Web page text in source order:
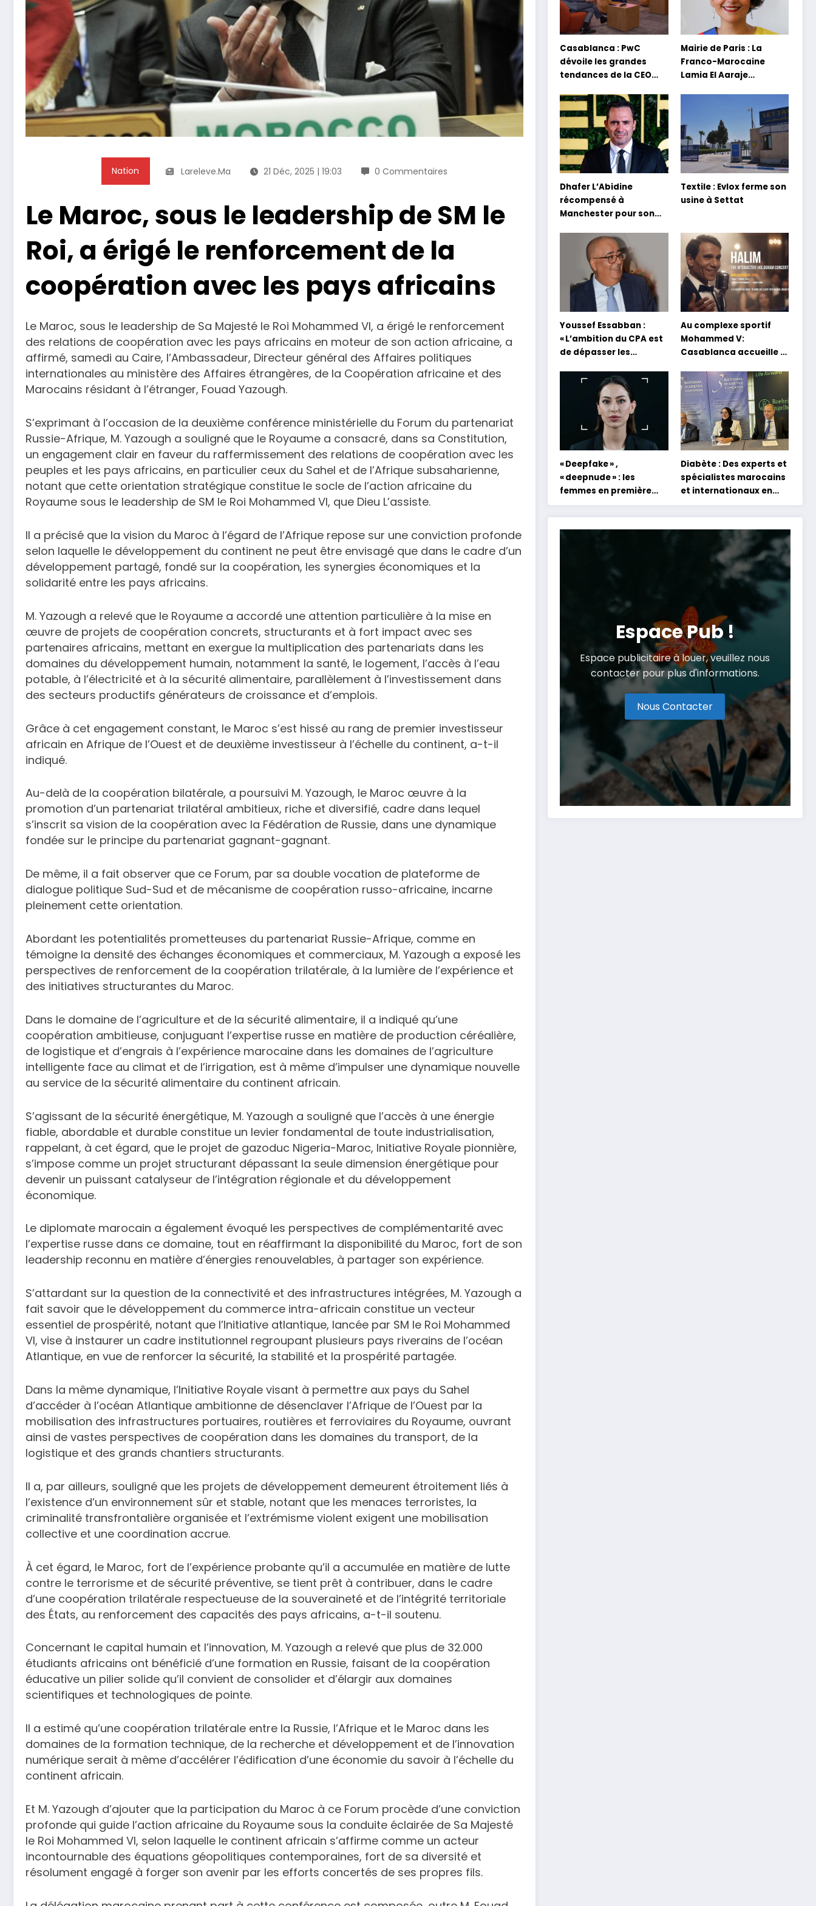
Nation Lareleve.ma 21 Déc, 2025 | 19:03 0 Commentaires
Le Maroc, sous le leadership de SM le
Roi, a érigé le renforcement de la
coopération avec les pays africains
Le Maroc, sous le leadership de Sa Majesté le Roi Mohammed VI, a érigé le renforcement
des relations de coopération avec les pays africains en moteur de son action africaine, a
affirmé, samedi au Caire, l’Ambassadeur, Directeur général des Affaires politiques
internationales au ministère des Affaires étrangères, de la Coopération africaine et des
Marocains résidant à l’étranger, Fouad Yazough.
S’exprimant à l’occasion de la deuxième conférence ministérielle du Forum du partenariat
Russie-Afrique, M. Yazough a souligné que le Royaume a consacré, dans sa Constitution,
un engagement clair en faveur du raffermissement des relations de coopération avec les
peuples et les pays africains, en particulier ceux du Sahel et de l’Afrique subsaharienne,
notant que cette orientation stratégique constitue le socle de l’action africaine du
Royaume sous le leadership de SM le Roi Mohammed VI, que Dieu L’assiste.
Il a précisé que la vision du Maroc à l’égard de l’Afrique repose sur une conviction profonde
selon laquelle le développement du continent ne peut être envisagé que dans le cadre d’un
développement partagé, fondé sur la coopération, les synergies économiques et la
solidarité entre les pays africains.
M. Yazough a relevé que le Royaume a accordé une attention particulière à la mise en
œuvre de projets de coopération concrets, structurants et à fort impact avec ses
partenaires africains, mettant en exergue la multiplication des partenariats dans les
domaines du développement humain, notamment la santé, le logement, l’accès à l’eau
potable, à l’électricité et à la sécurité alimentaire, parallèlement à l’investissement dans
des secteurs productifs générateurs de croissance et d’emplois.
Grâce à cet engagement constant, le Maroc s’est hissé au rang de premier investisseur
africain en Afrique de l’Ouest et de deuxième investisseur à l’échelle du continent, a-t-il
indiqué.
Au-delà de la coopération bilatérale, a poursuivi M. Yazough, le Maroc œuvre à la
promotion d’un partenariat trilatéral ambitieux, riche et diversifié, cadre dans lequel
s’inscrit sa vision de la coopération avec la Fédération de Russie, dans une dynamique
fondée sur le principe du partenariat gagnant-gagnant.
De même, il a fait observer que ce Forum, par sa double vocation de plateforme de
dialogue politique Sud-Sud et de mécanisme de coopération russo-africaine, incarne
pleinement cette orientation.
Abordant les potentialités prometteuses du partenariat Russie-Afrique, comme en
témoigne la densité des échanges économiques et commerciaux, M. Yazough a exposé les
perspectives de renforcement de la coopération trilatérale, à la lumière de l’expérience et
des initiatives structurantes du Maroc.
Dans le domaine de l’agriculture et de la sécurité alimentaire, il a indiqué qu’une
coopération ambitieuse, conjuguant l’expertise russe en matière de production céréalière,
de logistique et d’engrais à l’expérience marocaine dans les domaines de l’agriculture
intelligente face au climat et de l’irrigation, est à même d’impulser une dynamique nouvelle
au service de la sécurité alimentaire du continent africain.
S’agissant de la sécurité énergétique, M. Yazough a souligné que l’accès à une énergie
fiable, abordable et durable constitue un levier fondamental de toute industrialisation,
rappelant, à cet égard, que le projet de gazoduc Nigeria-Maroc, Initiative Royale pionnière,
s’impose comme un projet structurant dépassant la seule dimension énergétique pour
devenir un puissant catalyseur de l’intégration régionale et du développement
économique.
Le diplomate marocain a également évoqué les perspectives de complémentarité avec
l’expertise russe dans ce domaine, tout en réaffirmant la disponibilité du Maroc, fort de son
leadership reconnu en matière d’énergies renouvelables, à partager son expérience.
S’attardant sur la question de la connectivité et des infrastructures intégrées, M. Yazough a
fait savoir que le développement du commerce intra-africain constitue un vecteur
essentiel de prospérité, notant que l’Initiative atlantique, lancée par SM le Roi Mohammed
VI, vise à instaurer un cadre institutionnel regroupant plusieurs pays riverains de l’océan
Atlantique, en vue de renforcer la sécurité, la stabilité et la prospérité partagée.
Dans la même dynamique, l’Initiative Royale visant à permettre aux pays du Sahel
d’accéder à l’océan Atlantique ambitionne de désenclaver l’Afrique de l’Ouest par la
mobilisation des infrastructures portuaires, routières et ferroviaires du Royaume, ouvrant
ainsi de vastes perspectives de coopération dans les domaines du transport, de la
logistique et des grands chantiers structurants.
Il a, par ailleurs, souligné que les projets de développement demeurent étroitement liés à
l’existence d’un environnement sûr et stable, notant que les menaces terroristes, la
criminalité transfrontalière organisée et l’extrémisme violent exigent une mobilisation
collective et une coordination accrue.
À cet égard, le Maroc, fort de l’expérience probante qu’il a accumulée en matière de lutte
contre le terrorisme et de sécurité préventive, se tient prêt à contribuer, dans le cadre
d’une coopération trilatérale respectueuse de la souveraineté et de l’intégrité territoriale
des États, au renforcement des capacités des pays africains, a-t-il soutenu.
Concernant le capital humain et l’innovation, M. Yazough a relevé que plus de 32.000
étudiants africains ont bénéficié d’une formation en Russie, faisant de la coopération
éducative un pilier solide qu’il convient de consolider et d’élargir aux domaines
scientifiques et technologiques de pointe.
Il a estimé qu’une coopération trilatérale entre la Russie, l’Afrique et le Maroc dans les
domaines de la formation technique, de la recherche et développement et de l’innovation
numérique serait à même d’accélérer l’édification d’une économie du savoir à l’échelle du
continent africain.
Et M. Yazough d’ajouter que la participation du Maroc à ce Forum procède d’une conviction
profonde qui guide l’action africaine du Royaume sous la conduite éclairée de Sa Majesté
le Roi Mohammed VI, selon laquelle le continent africain s’affirme comme un acteur
incontournable des équations géopolitiques contemporaines, fort de sa diversité et
résolument engagé à forger son avenir par les efforts concertés de ses propres fils.
Casablanca : PwC
dévoile les grandes
tendances de la CEO
Mairie de Paris : La
Franco-Marocaine
Lamia El Aaraje
Dhafer L’Abidine
récompensé à
Manchester pour son
Textile : Evlox ferme son
usine à Settat
Youssef Essabban :
« L’ambition du CPA est
de dépasser les
et académiques de
formation en
s’appuyant sur le
partage des
expériences »
Au complexe sportif
Mohammed V:
Casablanca accueille la
concert holographique
d’Abdel Halim Hafez
« Deepfake » ,
« deepnude » : les
femmes en première
ligne face aux dangers
de l’intelligence
artificielle
Diabète : Des experts et
spécialistes marocains
et internationaux en
conclave à Tanger
Espace Pub !
Espace publicitaire à louer, veuillez nous
contacter pour plus d'informations.
Nous Contacter